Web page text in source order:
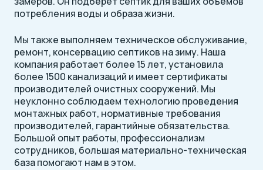
потребления воды и образа жизни.
Мы также выполняем техническое обслуживание,
ремонт, консервацию септиков на зиму. Наша
компания работает более 15 лет, установила
более 1500 канализаций и имеет сертификаты
производителей очистных сооружений. Мы
неуклонно соблюдаем технологию проведения
монтажных работ, нормативные требования
производителей, гарантийные обязательства.
Большой опыт работы, профессионализм
сотрудников, большая материально-техническая
база помогают нам в этом.